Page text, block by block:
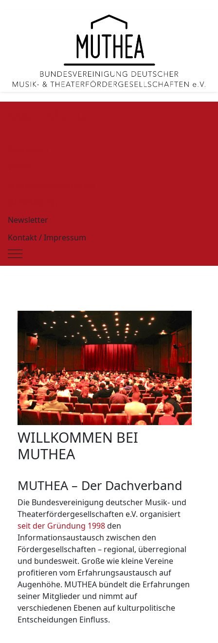
Newsletter
Kontakt / Impressum
Mobile Menu Toggle
WILLKOMMEN BEI
MUTHEA
MUTHEA – Der Dachverband
Die Bundesvereinigung deutscher Musik- und
Theaterfördergesellschaften e.V. organisiert
seit der Gründung 1998den
Informationsaustausch zwischen den
Fördergesellschaften – regional, überregional
und bundesweit. Große wie kleine Vereine
profitieren vom Erfahrungsaustausch auf
Augenhöhe. MUTHEA bündelt die Erfahrungen
seiner Mit­glie­der und nimmt auf
verschiedenen Ebenen auf kulturpolitische
Entscheidungen Einfluss.